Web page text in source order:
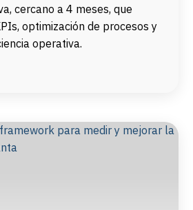
cercano a 4 meses, que
optimización de procesos y
operativa.